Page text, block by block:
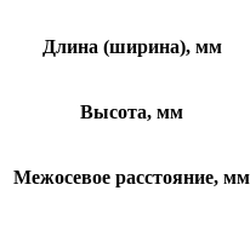
Длина (ширина), мм
Высота, мм
Межосевое расстояние, мм